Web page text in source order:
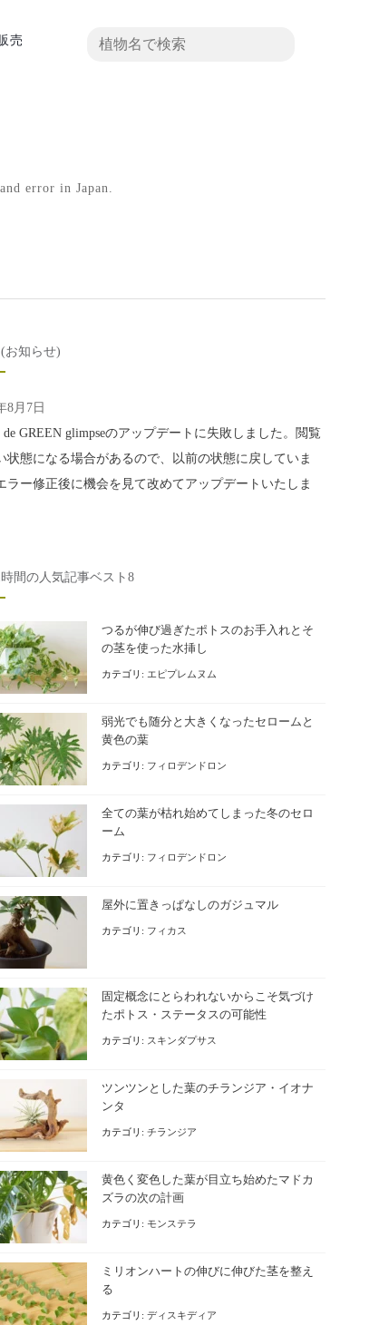
売
error in Japan.
(お知らせ)
8月7日
de GREEN glimpseのアップデートに失敗しました。閲覧
状態になる場合があるので、以前の状態に戻していま
ラー修正後に機会を見て改めてアップデートいたしま
間の人気記事ベスト8
つるが伸び過ぎたポトスのお手入れとそ
の茎を使った水挿し
カテゴリ:エピプレムヌム
弱光でも随分と大きくなったセロームと
黄色の葉
カテゴリ: フィロデンドロン
全ての葉が枯れ始めてしまった冬のセロ
ーム
カテゴリ: フィロデンドロン
屋外に置きっぱなしのガジュマル
カテゴリ: フィカス
固定概念にとらわれないからこそ気づけ
たポトス・ステータスの可能性
カテゴリ: スキンダプサス
ツンツンとした葉のチランジア・イオナ
ンタ
カテゴリ:チランジア
黄色く変色した葉が目立ち始めたマドカ
ズラの次の計画
カテゴリ:モンステラ
ミリオンハートの伸びに伸びた茎を整え
る
カテゴリ:ディスキディア